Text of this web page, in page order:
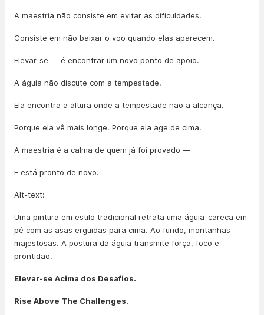
A maestria não consiste em evitar as dificuldades.
Consiste em não baixar o voo quando elas aparecem.
Elevar-se — é encontrar um novo ponto de apoio.
A águia não discute com a tempestade.
Ela encontra a altura onde a tempestade não a alcança.
Porque ela vê mais longe. Porque ela age de cima.
A maestria é a calma de quem já foi provado —
E está pronto de novo.
Alt-text:
Uma pintura em estilo tradicional retrata uma águia-careca em
pé com as asas erguidas para cima. Ao fundo, montanhas
majestosas. A postura da águia transmite força, foco e
prontidão.
Elevar-se Acima dos Desafios.
Rise Above The Challenges.